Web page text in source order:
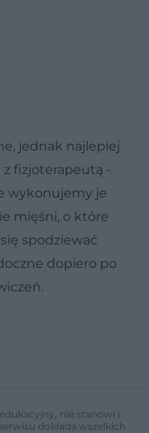
jednak najlepiej
fizjoterapeutą -
wykonujemy je
mięśni, o które
spodziewać
dopiero po
nie stanowi i
dokłada wszelkich